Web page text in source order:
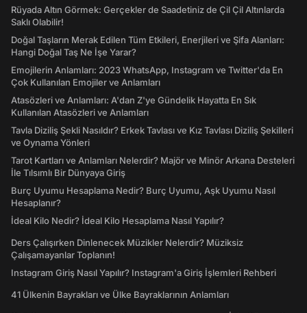
Rüyada Altın Görmek: Gerçekler de Saadetiniz de Çil Çil Altınlarda
Saklı Olabilir!
Doğal Taşların Merak Edilen Tüm Etkileri, Enerjileri ve Şifa Alanları:
Hangi Doğal Taş Ne İşe Yarar?
Emojilerin Anlamları: 2023 WhatsApp, Instagram ve Twitter'da En
Çok Kullanılan Emojiler ve Anlamları
Atasözleri ve Anlamları: A'dan Z'ye Gündelik Hayatta En Sık
Kullanılan Atasözleri ve Anlamları
Tavla Diziliş Şekli Nasıldır? Erkek Tavlası ve Kız Tavlası Diziliş Şekilleri
ve Oynama Yönleri
Tarot Kartları ve Anlamları Nelerdir? Majör ve Minör Arkana Desteleri
İle Tılsımlı Bir Dünyaya Giriş
Burç Uyumu Hesaplama Nedir? Burç Uyumu, Aşk Uyumu Nasıl
Hesaplanır?
İdeal Kilo Nedir? İdeal Kilo Hesaplama Nasıl Yapılır?
Ders Çalışırken Dinlenecek Müzikler Nelerdir? Müziksiz
Çalışamayanlar Toplanın!
Instagram Giriş Nasıl Yapılır? Instagram'a Giriş İşlemleri Rehberi
41 Ülkenin Bayrakları ve Ülke Bayraklarının Anlamları